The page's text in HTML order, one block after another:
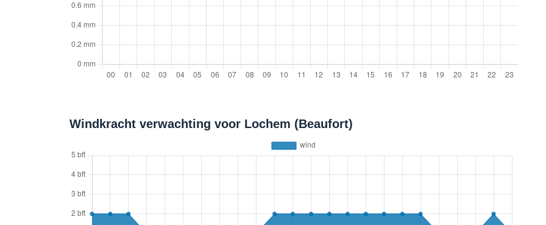
Windkracht verwachting voor Lochem (Beaufort)